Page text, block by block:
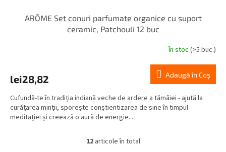
ARÔME Set conuri parfumate organice cu suport
ceramic, Patchouli 12 buc
În stoc (>5 buc.)
lei28,82 Adaugă în Coş
Cufundă-te în tradiția indiană veche de ardere a tămâiei - ajută la
curățarea minții, sporește conștientizarea de sine în timpul
meditației și creează o aură de energie...
C
12articole în total